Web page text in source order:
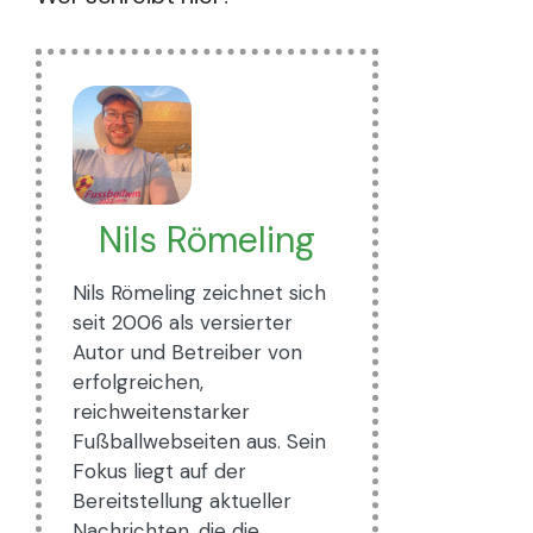
Nils Römeling
Nils Römeling zeichnet sich
seit 2006 als versierter
Autor und Betreiber von
erfolgreichen,
reichweitenstarker
Fußballwebseiten aus. Sein
Fokus liegt auf der
Bereitstellung aktueller